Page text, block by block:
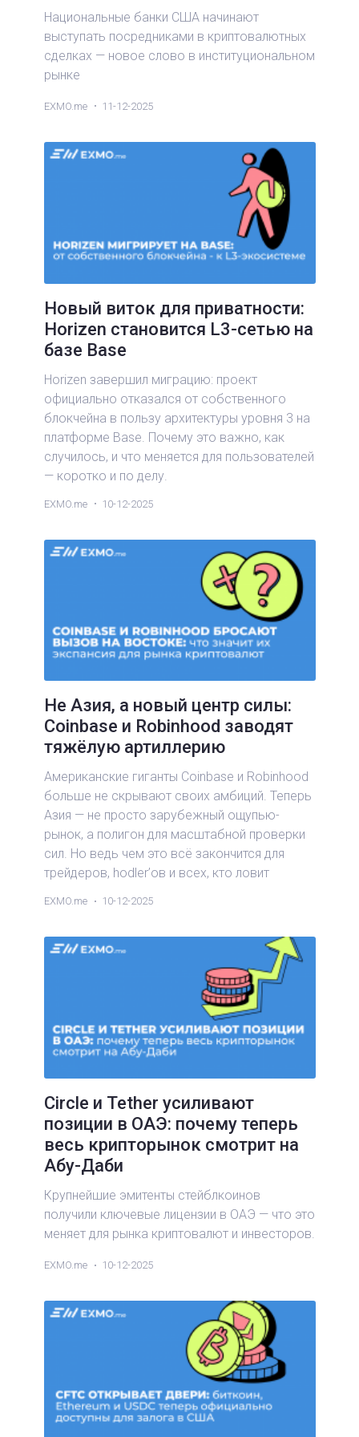
Национальные банки США начинают
выступать посредниками в криптовалютных
сделках — новое слово в институциональном
рынке
EXMO.me 11-12-2025
Новый виток для приватности:
Horizen становится L3-сетью на
базе Base
Horizen завершил миграцию: проект
официально отказался от собственного
блокчейна в пользу архитектуры уровня 3 на
платформе Base. Почему это важно, как
случилось, и что меняется для пользователей
— коротко и по делу.
EXMO.me 10-12-2025
Не Азия, а новый центр силы:
Coinbase и Robinhood заводят
тяжёлую артиллерию
Американские гиганты Coinbase и Robinhood
больше не скрывают своих амбиций. Теперь
Азия — не просто зарубежный ощупью-
рынок, а полигон для масштабной проверки
сил. Но ведь чем это всё закончится для
трейдеров, hodler’ов и всех, кто ловит
EXMO.me 10-12-2025
Circle и Tether усиливают
позиции в ОАЭ: почему теперь
весь крипторынок смотрит на
Абу-Даби
Крупнейшие эмитенты стейблкоинов
получили ключевые лицензии в ОАЭ — что это
меняет для рынка криптовалют и инвесторов.
EXMO.me 10-12-2025